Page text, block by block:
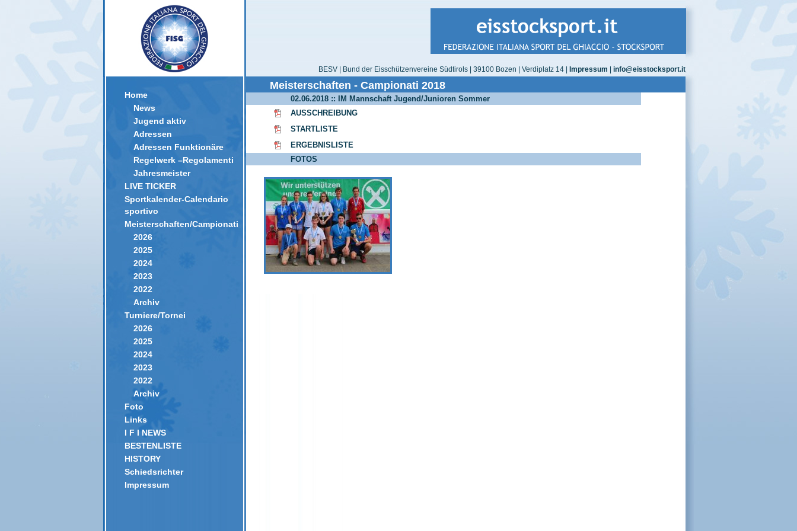
Home
News
Jugend aktiv
Adressen
Adressen Funktionäre
Regelwerk –Regolamenti
Jahresmeister
LIVE TICKER
Sportkalender-Calendario
sportivo
Meisterschaften/Campionati
2026
2025
2024
2023
2022
Archiv
Turniere/Tornei
2026
2025
2024
2023
2022
Archiv
Foto
Links
I F I NEWS
BESTENLISTE
HISTORY
Schiedsrichter
Impressum
BESV | Bund der Eisschützenvereine Südtirols | 39100 Bozen | Verdiplatz 14 | Impressum info@eisstocksport.it
Meisterschaften - Campionati 2018
02.06.2018 :: IM Mannschaft Jugend/Junioren Sommer
AUSSCHREIBUNG
STARTLISTE
ERGEBNISLISTE
FOTOS